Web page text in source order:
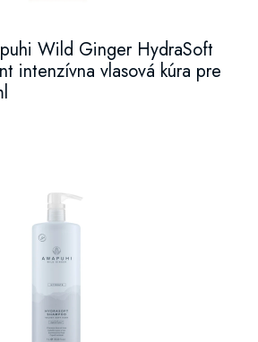
Wild Ginger HydraSoft
intenzívna vlasová kúra pre